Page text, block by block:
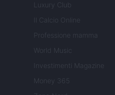
Luxury Club
Il Calcio Online
Professione mamma
World Music
Investimenti Magazine
Money 365